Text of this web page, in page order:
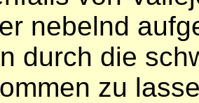
nebelnd
durch die
zu